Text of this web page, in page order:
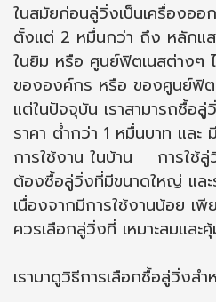
ในสมัยก่อนลู่วิ่งเป็นเครื่องออ
ตั้งแต่ 2 หมื่นกว่า ถึง หลักแส
ในยิม หรือ ศูนย์ฟิตเนสต่างๆ
ขององค์กร หรือ ของศูนย์ฟิต
แต่ในปัจจุบัน เราสามารถซื้อลู่
ราคา ต่ำกว่า 1 หมื่นบาท แล
การใช้งาน ในบ้าน การใช้ลู่วิ่
ต้องซื้อลู่วิ่งที่มีขนาดใหญ่ และ
เนื่องจากมีการใช้งานน้อย เ
ควรเลือกลู่วิ่งที่ เหมาะสมและ
เรามาดูวิธีการเลือกซื้อลู่วิ่งสำ